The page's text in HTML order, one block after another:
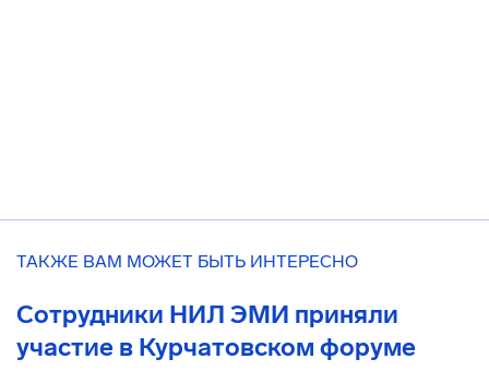
ТАКЖЕ ВАМ МОЖЕТ БЫТЬ ИНТЕРЕСНО
Сотрудники НИЛ ЭМИ приняли
участие в Курчатовском форуме